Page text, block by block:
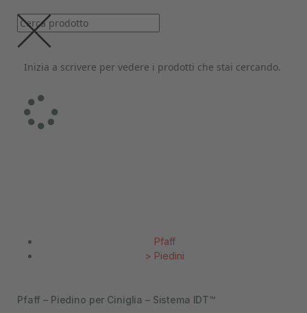
Inizia a scrivere per vedere i prodotti che stai cercando.
Pfaff
> Piedini
Pfaff – Piedino per Ciniglia – Sistema IDT™